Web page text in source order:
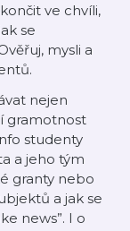
ve chvíli,
se
mysli a
nejen
gramotnost
studenty
a jeho tým
granty nebo
a jak se
news”. I o